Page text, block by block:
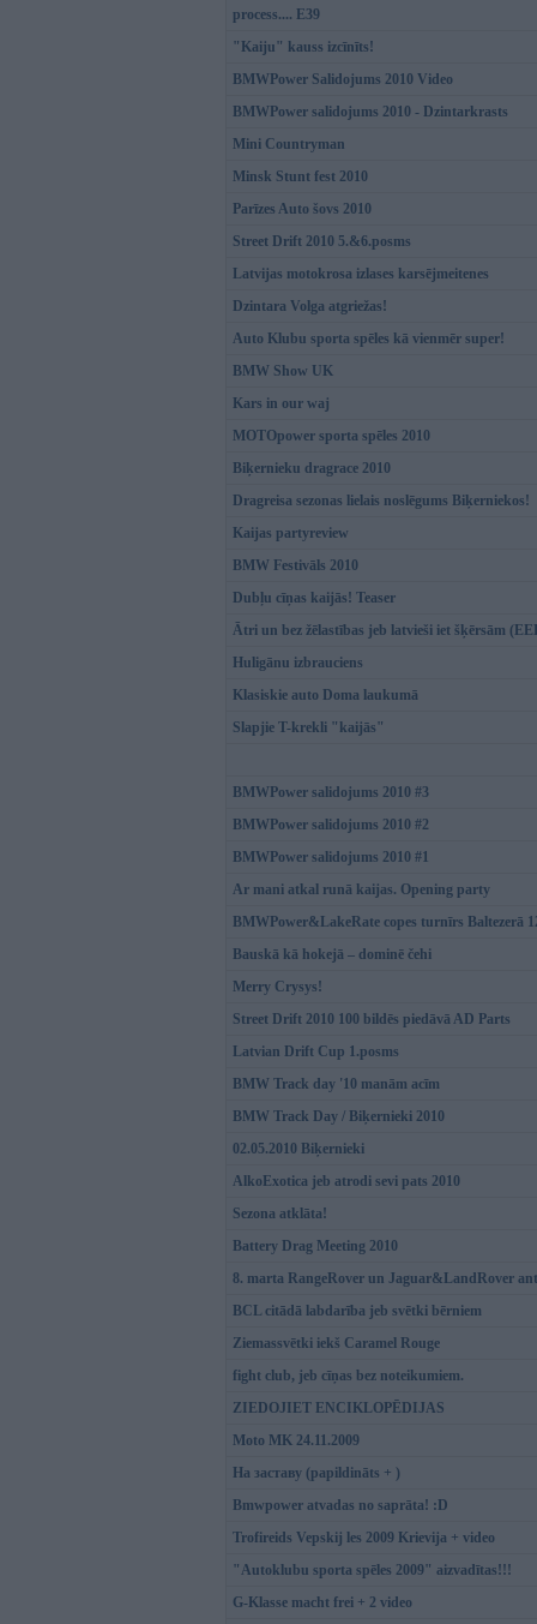
process.... E39
"Kaiju" kauss izcīnīts!
BMWPower Salidojums 2010 Video
BMWPower salidojums 2010 - Dzintarkrasts
Mini Countryman
Minsk Stunt fest 2010
Parīzes Auto šovs 2010
Street Drift 2010 5.&6.posms
Latvijas motokrosa izlases karsējmeitenes
Dzintara Volga atgriežas!
Auto Klubu sporta spēles kā vienmēr super!
BMW Show UK
Kars in our waj
MOTOpower sporta spēles 2010
Biķernieku dragrace 2010
Dragreisa sezonas lielais noslēgums Biķerniekos!
Kaijas partyreview
BMW Festivāls 2010
Dubļu cīņas kaijās! Teaser
Ātri un bez žēlastības jeb latvieši iet šķērsām
Huligānu izbrauciens
Klasiskie auto Doma laukumā
Slapjie T-krekli "kaijās"
BMWPower salidojums 2010 #3
BMWPower salidojums 2010 #2
BMWPower salidojums 2010 #1
Ar mani atkal runā kaijas. Opening party
BMWPower&LakeRate copes turnīrs Baltezerā
Bauskā kā hokejā – dominē čehi
Merry Crysys!
Street Drift 2010 100 bildēs piedāvā AD Parts
Latvian Drift Cup 1.posms
BMW Track day '10 manām acīm
BMW Track Day / Biķernieki 2010
02.05.2010 Biķernieki
AlkoExotica jeb atrodi sevi pats 2010
Sezona atklāta!
Battery Drag Meeting 2010
8. marta RangeRover un Jaguar&LandRover
BCL citādā labdarība jeb svētki bērniem
Ziemassvētki iekš Caramel Rouge
fight club, jeb cīņas bez noteikumiem.
ZIEDOJIET ENCIKLOPĒDIJAS
Moto MK 24.11.2009
На заставу (papildināts + )
Bmwpower atvadas no saprāta! :D
Trofireids Vepskij les 2009 Krievija + video
"Autoklubu sporta spēles 2009" aizvadītas!!!
G-Klasse macht frei + 2 video